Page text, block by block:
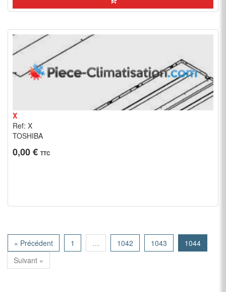
X
Ref: X
TOSHIBA
0,00 € TTC
« Précédent 1 … 1042 1043
1044
Suivant »